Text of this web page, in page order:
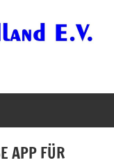
APP FÜR